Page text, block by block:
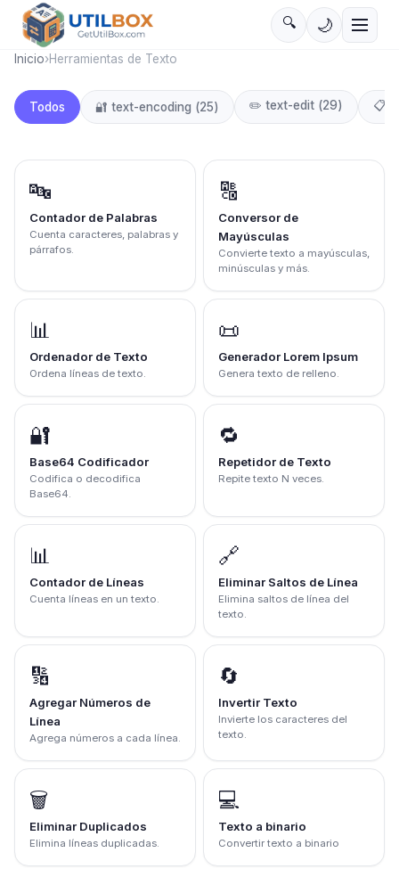
🔍 🌙
Inicio›Herramientas de Texto
Todos 🔐 text-encoding (25) ✏️ text-edit (29) 📋
🔤
Contador de Palabras
Cuenta caracteres, palabras y
párrafos.
🔠
Conversor de
Mayúsculas
Convierte texto a mayúsculas,
minúsculas y más.
📊
Ordenador de Texto
Ordena líneas de texto.
📜
Generador Lorem Ipsum
Genera texto de relleno.
🔐
Base64 Codificador
Codifica o decodifica
Base64.
🔁
Repetidor de Texto
Repite texto N veces.
📊
Contador de Líneas
Cuenta líneas en un texto.
🔗
Eliminar Saltos de Línea
Elimina saltos de línea del
texto.
🔢
Agregar Números de
Línea
Agrega números a cada línea.
🔄
Invertir Texto
Invierte los caracteres del
texto.
🗑️
Eliminar Duplicados
Elimina líneas duplicadas.
💻
Texto a binario
Convertir texto a binario